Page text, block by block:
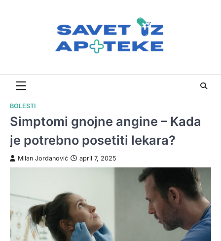
BOLESTI
Simptomi gnojne angine – Kada
je potrebno posetiti lekara?
Milan Jordanović april 7, 2025